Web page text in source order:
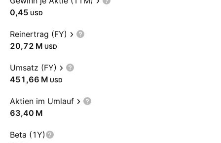
0,45 USD
Reinertrag (FY)
‪20,72 M‬ USD
Umsatz (FY)
‪451,66 M‬ USD
Aktien im Umlauf
‪63,40 M‬
Beta (1Y)